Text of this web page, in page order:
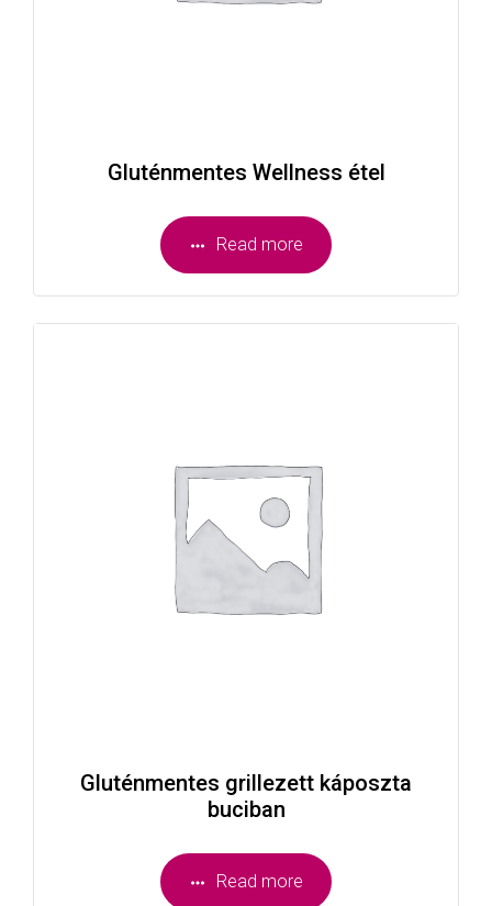
Gluténmentes Wellness étel
Read more
Gluténmentes grillezett káposzta
buciban
Read more